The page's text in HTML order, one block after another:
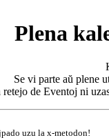
Plena
Se vi parte aŭ plene
retejo de Eventoj ni
uzu la x-metodon!